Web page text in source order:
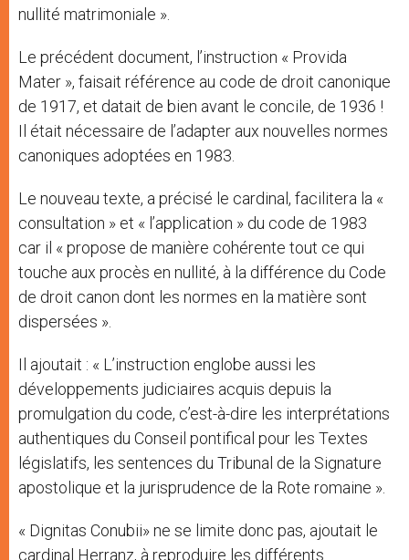
nullité matrimoniale ».
Le précédent document, l’instruction « Provida
Mater », faisait référence au code de droit canonique
de 1917, et datait de bien avant le concile, de 1936 !
Il était nécessaire de l’adapter aux nouvelles normes
canoniques adoptées en 1983.
Le nouveau texte, a précisé le cardinal, facilitera la «
consultation » et « l’application » du code de 1983
car il « propose de manière cohérente tout ce qui
touche aux procès en nullité, à la différence du Code
de droit canon dont les normes en la matière sont
dispersées ».
Il ajoutait : « L’instruction englobe aussi les
développements judiciaires acquis depuis la
promulgation du code, c’est-à-dire les interprétations
authentiques du Conseil pontifical pour les Textes
législatifs, les sentences du Tribunal de la Signature
apostolique et la jurisprudence de la Rote romaine ».
« Dignitas Conubii» ne se limite donc pas, ajoutait le
cardinal Herranz, à reproduire les différents